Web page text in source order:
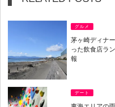
グルメ
茅ヶ崎ディナ
った飲食店ラ
報
デート